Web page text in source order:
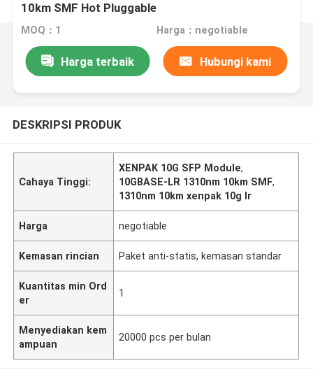
10km SMF Hot Pluggable
MOQ：1 Harga：negotiable
Harga terbaik Hubungi kami
DESKRIPSI PRODUK
Cahaya Tinggi:
XENPAK 10G SFP Module,
10GBASE-LR 1310nm 10km SMF,
1310nm 10km xenpak 10g lr
Harga negotiable
Kemasan rincian Paket anti-statis, kemasan standar
Kuantitas min Ord
er
1
Menyediakan kem
ampuan
20000 pcs per bulan